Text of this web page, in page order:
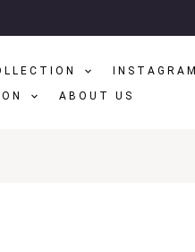
INSTAGRAM
ABOUT US